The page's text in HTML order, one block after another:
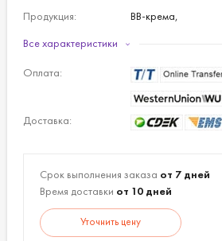
Продукция:
BB-крема,
скрабы,
пенки для умывания,
лосьоны.
Все характеристики
Оплата:
Доставка:
Срок выполнения заказа от 7 дней
Время доставки от 10 дней
Уточнить цену